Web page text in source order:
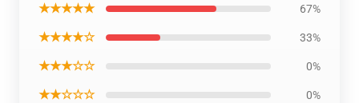
★★★★★ 67%
★★★★☆ 33%
★★★☆☆ 0%
★★☆☆☆ 0%